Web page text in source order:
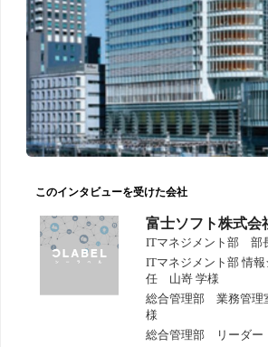
このインタビューを受けた会社
富士ソフト株式会
ITマネジメント部 部
ITマネジメント部 情
任 山嵜 学様
総合管理部 業務管
様
総合管理部 リーダ